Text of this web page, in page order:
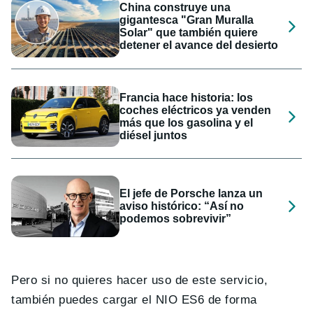
China construye una
gigantesca "Gran Muralla
Solar" que también quiere
detener el avance del desierto
Francia hace historia: los
coches eléctricos ya venden
más que los gasolina y el
diésel juntos
El jefe de Porsche lanza un
aviso histórico: “Así no
podemos sobrevivir”
Pero si no quieres hacer uso de este servicio,
también puedes cargar el NIO ES6 de forma